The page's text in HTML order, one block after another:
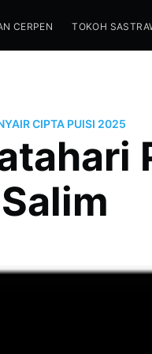
CERPEN TOKOH
CIPTA PUISI 2025